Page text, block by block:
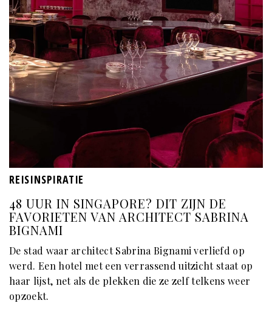
REISINSPIRATIE
48 UUR IN SINGAPORE? DIT ZIJN DE
FAVORIETEN VAN ARCHITECT SABRINA
BIGNAMI
De stad waar architect Sabrina Bignami verliefd op
werd. Een hotel met een verrassend uitzicht staat op
haar lijst, net als de plekken die ze zelf telkens weer
opzoekt.